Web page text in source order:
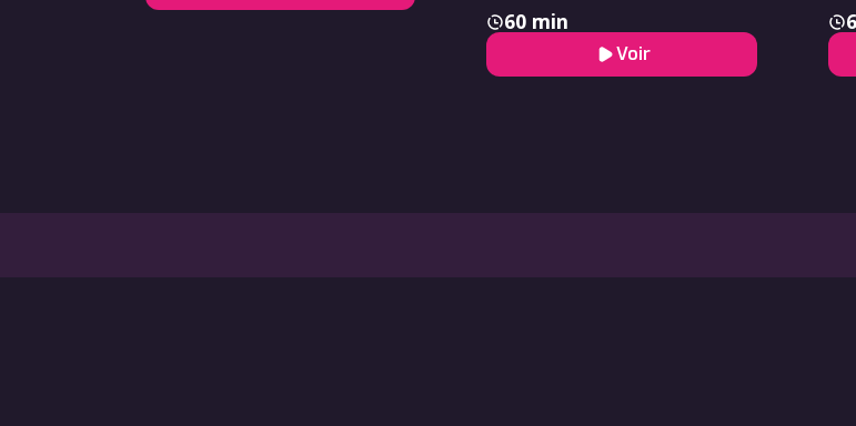
à l’Association des
Parlementaires Européens pour
vous proposer une soirée débat
60 min
Voir